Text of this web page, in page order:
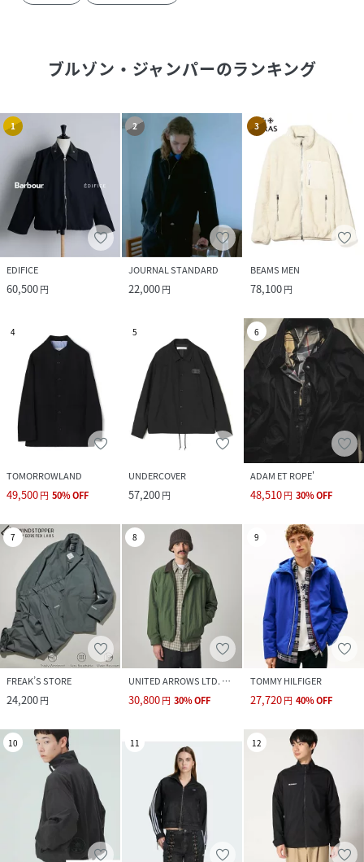
ブルゾン・ジャンパーのランキング
1
EDIFICE
60,500円
2
JOURNAL STANDARD
22,000円
3
BEAMS MEN
78,100円
4
TOMORROWLAND
49,500円 50%OFF
5
UNDERCOVER
57,200円
6
ADAM ET ROPE'
48,510円 30%OFF
7
FREAK’S STORE
24,200円
8
UNITED ARROWS LTD. OUTLET
30,800円 30%OFF
9
TOMMY HILFIGER
27,720円 40%OFF
10 11 12